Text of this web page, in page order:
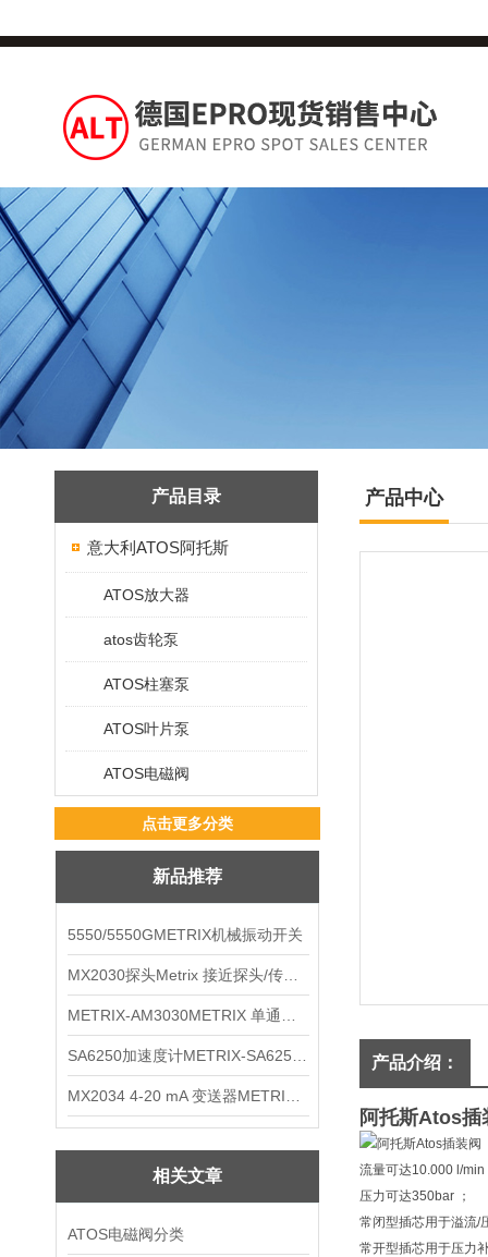
产品目录
意大利ATOS阿托斯
ATOS放大器
atos齿轮泵
ATOS柱塞泵
ATOS叶片泵
ATOS电磁阀
点击更多分类
新品推荐
5550/5550GMETRIX机械振动开关
相关文章
ATOS电磁阀分类
产品中心
产品介绍：
阿托斯Atos插
流量可达10.000 l/min
压力可达350bar ；
常闭型插芯用于溢流/
常开型插芯用于压力